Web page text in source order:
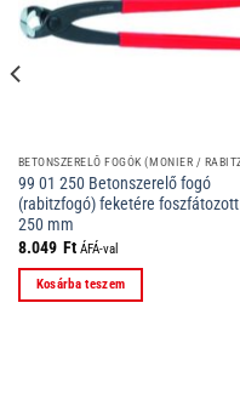
99 01 250 Betonszerelő fogó
(rabitzfogó) feketére foszfátozott
250 mm
8.049 Ft ÁFÁ-val
Kosárba teszem